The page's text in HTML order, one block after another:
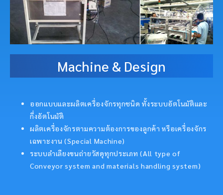
Machine & Design
ออกแบบและผลิตเครื่องจักรทุกชนิด ทั้งระบบอัตโนมัติและ
กึ่งอัตโนมัติ
ผลิตเครื่องจักรตามความต้องการของลูกค้า หรือเครื่องจักร
เฉพาะงาน (Special Machine)
ระบบลำเลียงขนถ่ายวัสดุทุกประเภท (All type of
Conveyor system and materials handling system)